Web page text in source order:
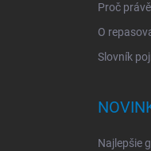
Proč
O
Slovník
Najlepšie